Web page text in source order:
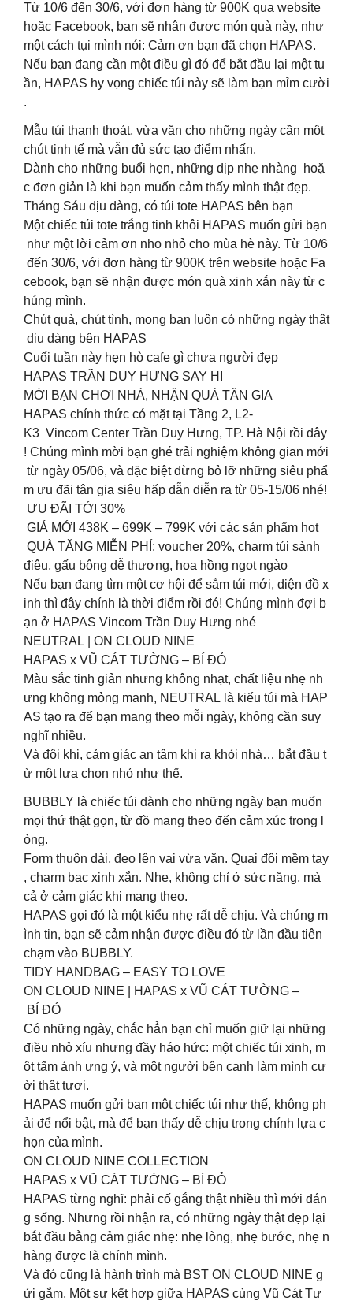
Từ 10/6 đến 30/6, với đơn hàng từ 900K qua website
hoặc Facebook, bạn sẽ nhận được món quà này, như
một cách tụi mình nói: Cảm ơn bạn đã chọn HAPAS.
Nếu bạn đang cần một điều gì đó để bắt đầu lại một tu
ần, HAPAS hy vọng chiếc túi này sẽ làm bạn mỉm cười
.
Mẫu túi thanh thoát, vừa vặn cho những ngày cần một
chút tinh tế mà vẫn đủ sức tạo điểm nhấn.
Dành cho những buổi hẹn, những dịp nhẹ nhàng hoặ
c đơn giản là khi bạn muốn cảm thấy mình thật đẹp.
Tháng Sáu dịu dàng, có túi tote HAPAS bên bạn
Một chiếc túi tote trắng tinh khôi HAPAS muốn gửi bạn
như một lời cảm ơn nho nhỏ cho mùa hè này. Từ 10/6
đến 30/6, với đơn hàng từ 900K trên website hoặc Fa
cebook, bạn sẽ nhận được món quà xinh xắn này từ c
húng mình.
Chút quà, chút tình, mong bạn luôn có những ngày thật
dịu dàng bên HAPAS
Cuối tuần này hẹn hò cafe gì chưa người đẹp
HAPAS TRẦN DUY HƯNG SAY HI
MỜI BẠN CHƠI NHÀ, NHẬN QUÀ TÂN GIA
HAPAS chính thức có mặt tại Tầng 2, L2-
K3 Vincom Center Trần Duy Hưng, TP. Hà Nội rồi đây
! Chúng mình mời bạn ghé trải nghiệm không gian mới
từ ngày 05/06, và đặc biệt đừng bỏ lỡ những siêu phẩ
m ưu đãi tân gia siêu hấp dẫn diễn ra từ 05-15/06 nhé!
ƯU ĐÃI TỚI 30%
GIÁ MỚI 438K – 699K – 799K với các sản phẩm hot
QUÀ TẶNG MIỄN PHÍ: voucher 20%, charm túi sành
điệu, gấu bông dễ thương, hoa hồng ngọt ngào
Nếu bạn đang tìm một cơ hội để sắm túi mới, diện đồ x
inh thì đây chính là thời điểm rồi đó! Chúng mình đợi b
ạn ở HAPAS Vincom Trần Duy Hưng nhé
NEUTRAL | ON CLOUD NINE
HAPAS x VŨ CÁT TƯỜNG – BÍ ĐỎ
Màu sắc tinh giản nhưng không nhạt, chất liệu nhẹ nh
ưng không mỏng manh, NEUTRAL là kiểu túi mà HAP
AS tạo ra để bạn mang theo mỗi ngày, không cần suy
nghĩ nhiều.
Và đôi khi, cảm giác an tâm khi ra khỏi nhà… bắt đầu t
ừ một lựa chọn nhỏ như thế.
BUBBLY là chiếc túi dành cho những ngày bạn muốn
mọi thứ thật gọn, từ đồ mang theo đến cảm xúc trong l
òng.
Form thuôn dài, đeo lên vai vừa vặn. Quai đôi mềm tay
, charm bạc xinh xắn. Nhẹ, không chỉ ở sức nặng, mà
cả ở cảm giác khi mang theo.
HAPAS gọi đó là một kiểu nhẹ rất dễ chịu. Và chúng m
ình tin, bạn sẽ cảm nhận được điều đó từ lần đầu tiên
chạm vào BUBBLY.
TIDY HANDBAG – EASY TO LOVE
ON CLOUD NINE | HAPAS x VŨ CÁT TƯỜNG –
BÍ ĐỎ
Có những ngày, chắc hẳn bạn chỉ muốn giữ lại những
điều nhỏ xíu nhưng đầy háo hức: một chiếc túi xinh, m
ột tấm ảnh ưng ý, và một người bên cạnh làm mình cư
ời thật tươi.
HAPAS muốn gửi bạn một chiếc túi như thế, không ph
ải để nổi bật, mà để bạn thấy dễ chịu trong chính lựa c
họn của mình.
ON CLOUD NINE COLLECTION
HAPAS x VŨ CÁT TƯỜNG – BÍ ĐỎ
HAPAS từng nghĩ: phải cố gắng thật nhiều thì mới đán
g sống. Nhưng rồi nhận ra, có những ngày thật đẹp lại
bắt đầu bằng cảm giác nhẹ: nhẹ lòng, nhẹ bước, nhẹ n
hàng được là chính mình.
Và đó cũng là hành trình mà BST ON CLOUD NINE g
ửi gắm. Một sự kết hợp giữa HAPAS cùng Vũ Cát Tư